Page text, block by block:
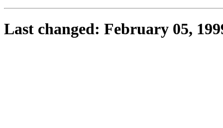
Last changed: February 05,